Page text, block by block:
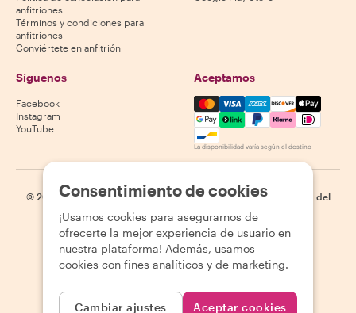
anfitriones
Términos y condiciones para
anfitriones
Conviértete en anfitrión
Síguenos
Facebook
Instagram
YouTube
Aceptamos
Mastercard, Visa, Amex,
La disponibilidad varía según el destino
© 2026 Withlocals.com | Política de privacidad | Cookies
Mapa del
Consentimiento de cookies
¡Usamos cookies para asegurarnos de
ofrecerte la mejor experiencia de usuario en
nuestra plataforma! Además, usamos
cookies con fines analíticos y de marketing.
Cambiar ajustes Aceptar cookies